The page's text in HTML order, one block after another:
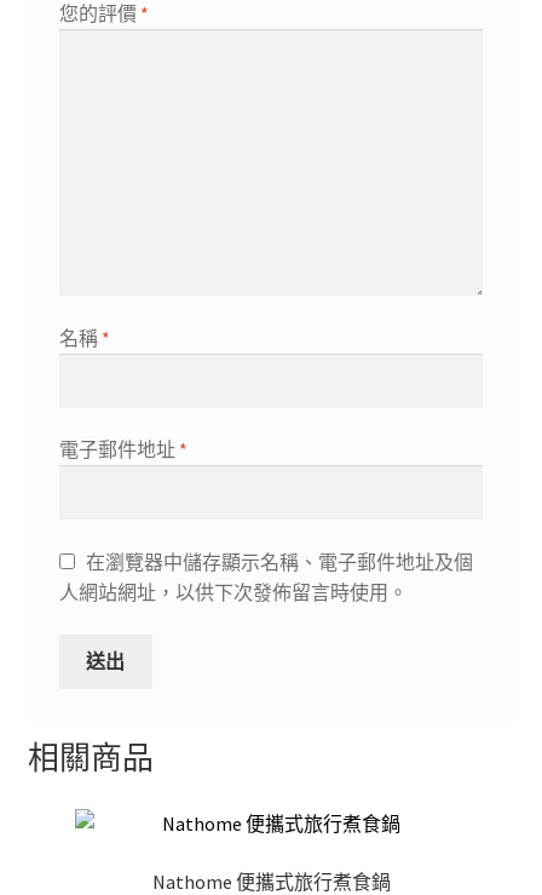
您的評價 *
名稱 *
電子郵件地址 *
在瀏覽器中儲存顯示名稱、電子郵件地址及個
人網站網址，以供下次發佈留言時使用。
相關商品
Nathome 便攜式旅行煮食鍋